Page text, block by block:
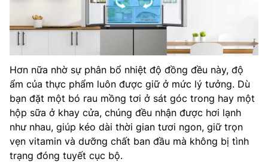
Hơn nữa nhờ sự phân bổ nhiệt độ đồng đều này, độ
ẩm của thực phẩm luôn được giữ ở mức lý tưởng. Dù
bạn đặt một bó rau mồng tơi ở sát góc trong hay một
hộp sữa ở khay cửa, chúng đều nhận được hơi lạnh
như nhau, giúp kéo dài thời gian tươi ngon, giữ trọn
vẹn vitamin và dưỡng chất ban đầu mà không bị tình
trạng đóng tuyết cục bộ.